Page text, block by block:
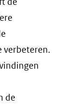
verbeteren.
de